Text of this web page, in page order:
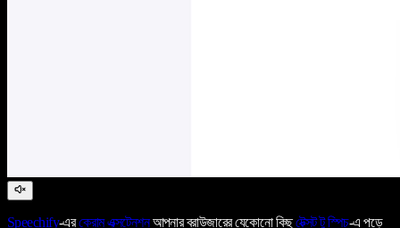
Speechify-এরক্রোম এক্সটেনশনআপনার ব্রাউজারের যেকোনো কিছুটেক্সট টু স্পিচ-এ পড়ে